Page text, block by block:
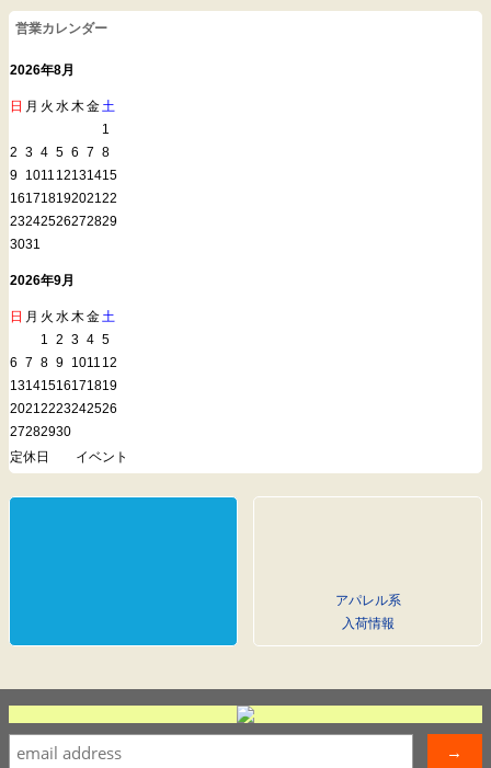
営業カレンダー
2026年8月
日 月 火 水木金土
1
2 3 4 5 6 7 8
9 1011 12131415
16171819202122
23242526272829
3031
2026年9月
日 月 火 水木金土
1 2 3 4 5
6 7 8 9 1011 12
13141516171819
20212223242526
27282930
定休日
イベント
アパレル系
入荷情報